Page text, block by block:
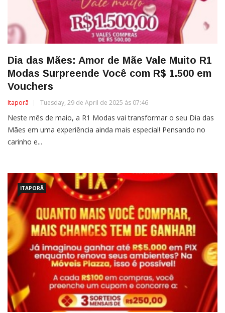
Dia das Mães: Amor de Mãe Vale Muito R1
Modas Surpreende Você com R$ 1.500 em
Vouchers
Itaporã Tuesday, 29 de April de 2025 às 07:46
Neste mês de maio, a R1 Modas vai transformar o seu Dia das
Mães em uma experiência ainda mais especial! Pensando no
carinho e...
ITAPORÃ